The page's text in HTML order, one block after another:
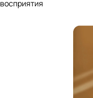
восприятия